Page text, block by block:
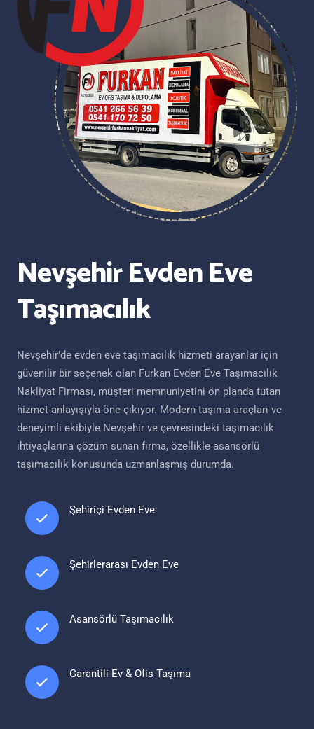
Nevşehir Evden Eve
Taşımacılık
Nevşehir’de evden eve taşımacılık hizmeti arayanlar için
güvenilir bir seçenek olan Furkan Evden Eve Taşımacılık
Nakliyat Firması, müşteri memnuniyetini ön planda tutan
hizmet anlayışıyla öne çıkıyor. Modern taşıma araçları ve
deneyimli ekibiyle Nevşehir ve çevresindeki taşımacılık
ihtiyaçlarına çözüm sunan firma, özellikle asansörlü
taşımacılık konusunda uzmanlaşmış durumda.
Şehiriçi Evden Eve
Şehirlerarası Evden Eve
Asansörlü Taşımacılık
Garantili Ev & Ofis Taşıma